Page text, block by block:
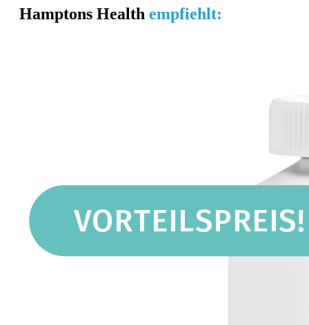
Hamptons Health empfiehlt: